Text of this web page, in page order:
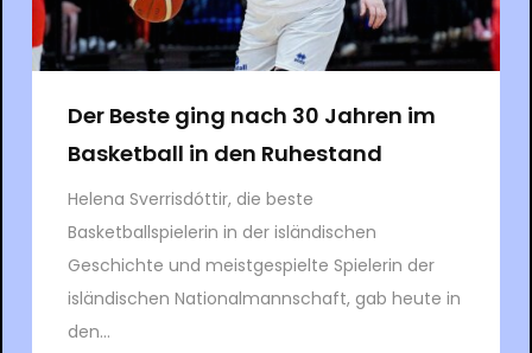
Der Beste ging nach 30 Jahren im
Basketball in den Ruhestand
Helena Sverrisdóttir, die beste
Basketballspielerin in der isländischen
Geschichte und meistgespielte Spielerin der
isländischen Nationalmannschaft, gab heute in
den...